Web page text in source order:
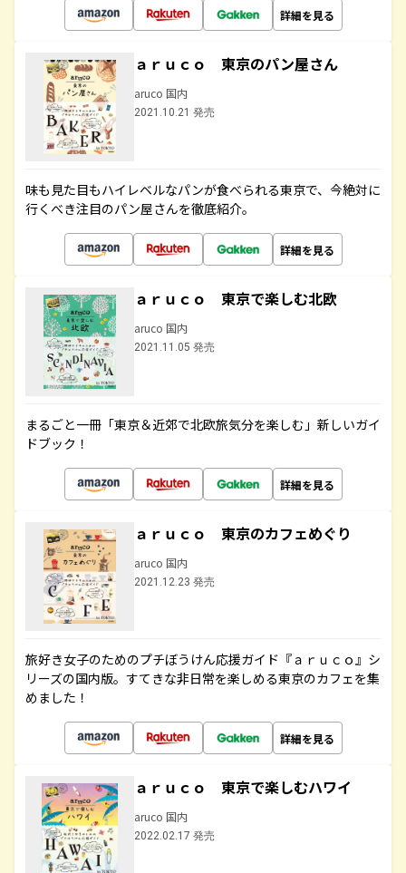
詳細を見る
ａｒｕｃｏ 東京のパン屋さん
aruco 国内
2021.10.21 発売
味も見た目もハイレベルなパンが食べられる東京で、今絶対に
行くべき注目のパン屋さんを徹底紹介。
詳細を見る
ａｒｕｃｏ 東京で楽しむ北欧
aruco 国内
2021.11.05 発売
まるごと一冊「東京＆近郊で北欧旅気分を楽しむ」新しいガイ
ドブック！
詳細を見る
ａｒｕｃｏ 東京のカフェめぐり
aruco 国内
2021.12.23 発売
旅好き女子のためのプチぼうけん応援ガイド『ａｒｕｃｏ』シ
リーズの国内版。すてきな非日常を楽しめる東京のカフェを集
めました！
詳細を見る
ａｒｕｃｏ 東京で楽しむハワイ
aruco 国内
2022.02.17 発売